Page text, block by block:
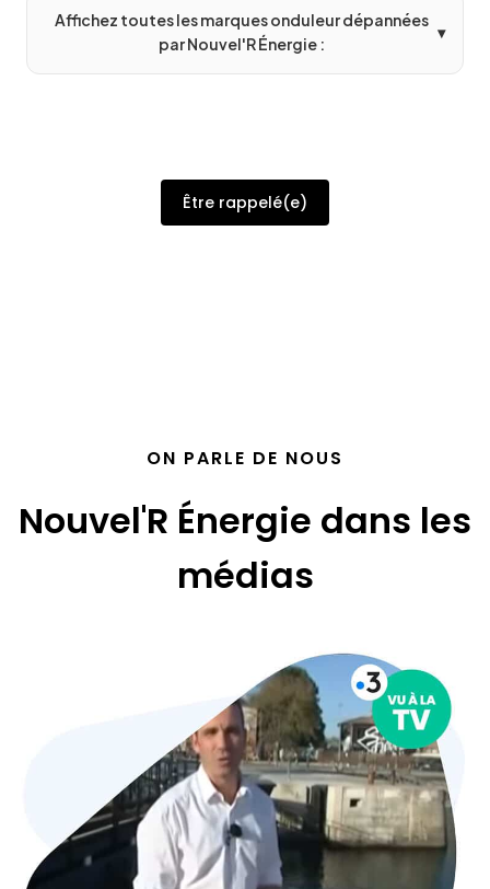
Affichez toutes les marques onduleur dépannées
par Nouvel'R Énergie :
▾
Être rappelé(e)
ON PARLE DE NOUS
Nouvel'R Énergie dans les
médias